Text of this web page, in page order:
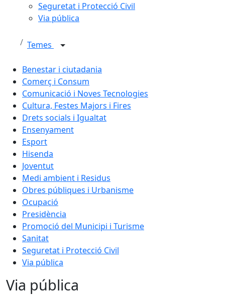
Seguretat i Protecció Civil
Via pública
Temes
Benestar i ciutadania
Comerç i Consum
Comunicació i Noves Tecnologies
Cultura, Festes Majors i Fires
Drets socials i Igualtat
Ensenyament
Esport
Hisenda
Joventut
Medi ambient i Residus
Obres públiques i Urbanisme
Ocupació
Presidència
Promoció del Municipi i Turisme
Sanitat
Seguretat i Protecció Civil
Via pública
Via pública